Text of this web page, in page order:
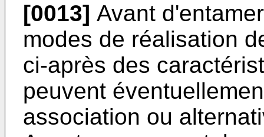
[0013] Avant
modes de réalisation
ci-après des
peuvent
association ou